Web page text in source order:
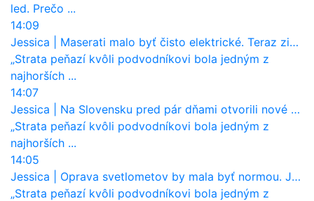
led. Prečo ...
14:09
Jessica
Maserati malo byť čisto elektrické. Teraz zisťuje, že potrebuje nový osemvalcový motor
„Strata peňazí kvôli podvodníkovi bola jedným z
najhorších ...
14:07
Jessica
Na Slovensku pred pár dňami otvorili nové mosty, ktoré to sú?
„Strata peňazí kvôli podvodníkovi bola jedným z
najhorších ...
14:05
Jessica
Oprava svetlometov by mala byť normou. Jeden nový dnes stojí priemerne 1251 eur!
„Strata peňazí kvôli podvodníkovi bola jedným z